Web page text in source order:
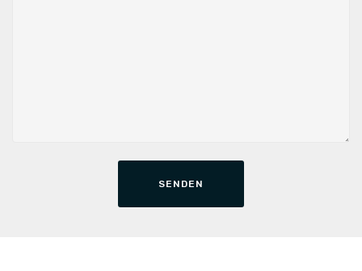
SENDEN